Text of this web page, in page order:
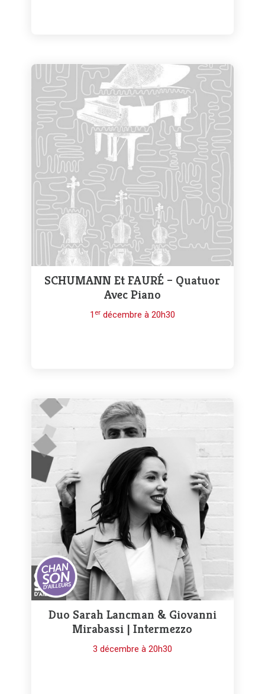
SCHUMANN Et FAURÉ – Quatuor
Avec Piano
1 erdécembre à 20h30
Duo Sarah Lancman & Giovanni
Mirabassi | Intermezzo
3 décembre à 20h30